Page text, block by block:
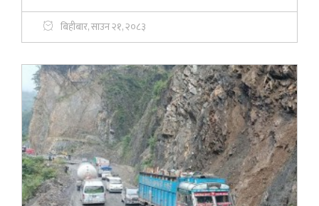
बिहीबार, साउन २१, २०८३